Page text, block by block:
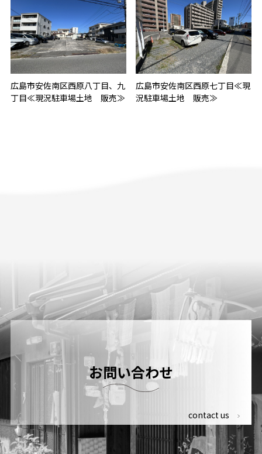
広島市安佐南区西原八丁目、九
丁目≪現況駐車場土地 販売≫
広島市安佐南区西原七丁目≪現
況駐車場土地 販売≫
お問い合わせ
contact us